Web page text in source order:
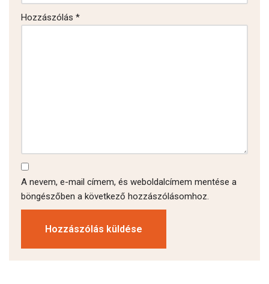
Hozzászólás *
A nevem, e-mail címem, és weboldalcímem mentése a
böngészőben a következő hozzászólásomhoz.